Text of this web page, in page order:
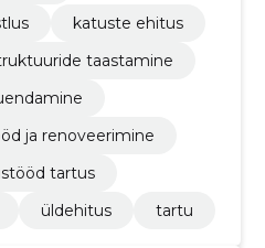
katuste ehitus
taastamine
ja renoveerimine
tartus
üldehitus tartu